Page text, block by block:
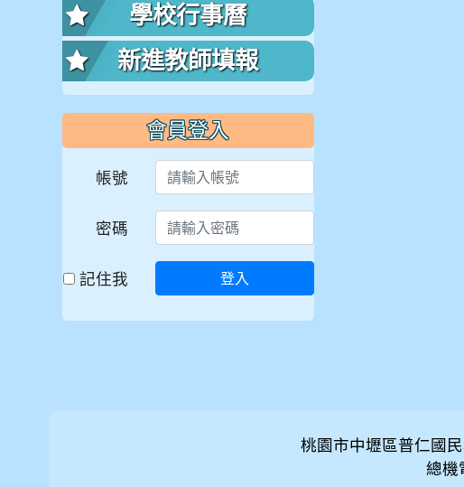
學校行事曆
新進教師填報
會員登入
帳號
密碼
記住我 登入
桃園市中壢區普仁國
總